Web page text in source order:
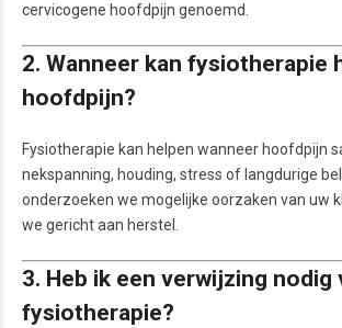
cervicogene hoofdpijn genoemd.
2. Wanneer kan fysiotherapie
hoofdpijn?
Fysiotherapie kan helpen wanneer hoofdpijn
nekspanning, houding, stress of langdurige
onderzoeken we mogelijke oorzaken van uw
we gericht aan herstel.
3. Heb ik een verwijzing nodig
fysiotherapie?